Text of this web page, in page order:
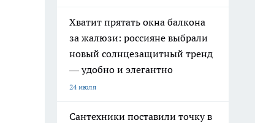
Хватит прятать окна балкона
за жалюзи: россияне выбрали
новый солнцезащитный тренд
— удобно и элегантно
24 июля
Сантехники поставили точку в